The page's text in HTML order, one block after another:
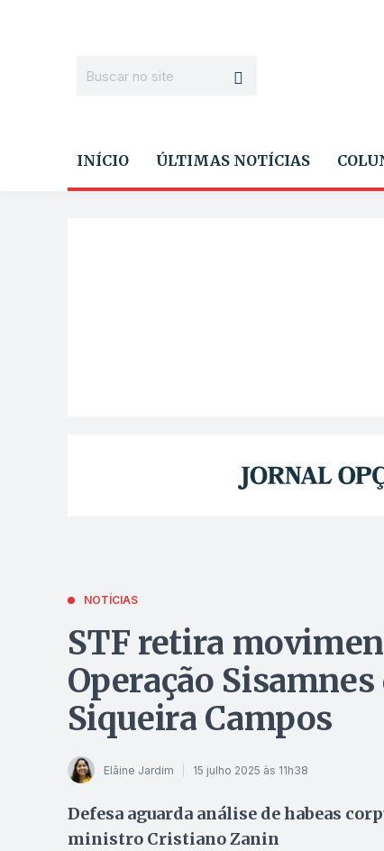
INÍCIO ÚLTIMAS NOTÍCIAS
NOTÍCIAS
STF retira
Operação
Siqueira Campos
Elâine Jardim 15 julho 2025 às 11h38
Defesa aguarda análise de habeas
ministro Cristiano Zanin